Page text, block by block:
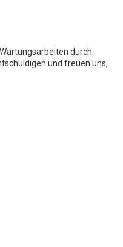
durch.
und freuen uns,